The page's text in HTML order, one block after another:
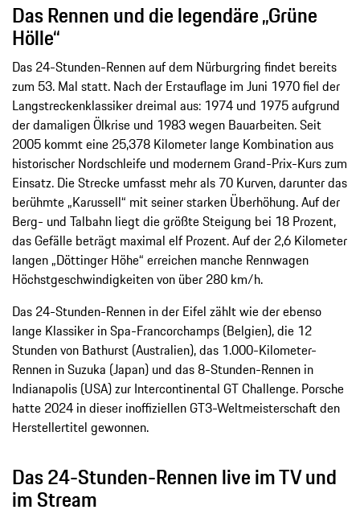
Das Rennen und die legendäre „Grüne
Hölle“
Das 24-Stunden-Rennen auf dem Nürburgring findet bereits
zum 53. Mal statt. Nach der Erstauflage im Juni 1970 fiel der
Langstreckenklassiker dreimal aus: 1974 und 1975 aufgrund
der damaligen Ölkrise und 1983 wegen Bauarbeiten. Seit
2005 kommt eine 25,378 Kilometer lange Kombination aus
historischer Nordschleife und modernem Grand-Prix-Kurs zum
Einsatz. Die Strecke umfasst mehr als 70 Kurven, darunter das
berühmte „Karussell“ mit seiner starken Überhöhung. Auf der
Berg- und Talbahn liegt die größte Steigung bei 18 Prozent,
das Gefälle beträgt maximal elf Prozent. Auf der 2,6 Kilometer
langen „Döttinger Höhe“ erreichen manche Rennwagen
Höchstgeschwindigkeiten von über 280 km/h.
Das 24-Stunden-Rennen in der Eifel zählt wie der ebenso
lange Klassiker in Spa-Francorchamps (Belgien), die 12
Stunden von Bathurst (Australien), das 1.000-Kilometer-
Rennen in Suzuka (Japan) und das 8-Stunden-Rennen in
Indianapolis (USA) zur Intercontinental GT Challenge. Porsche
hatte 2024 in dieser inoffiziellen GT3-Weltmeisterschaft den
Herstellertitel gewonnen.
Das 24-Stunden-Rennen live im TV und
im Stream